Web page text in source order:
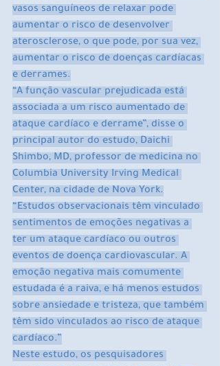
vasos sanguíneos de relaxar pode
aumentar o risco de desenvolver
aterosclerose, o que pode, por sua vez,
aumentar o risco de doenças cardíacas
e derrames.
“A função vascular prejudicada está
associada a um risco aumentado de
ataque cardíaco e derrame”, disse o
principal autor do estudo, Daichi
Shimbo, MD, professor de medicina no
Columbia University Irving Medical
Center, na cidade de Nova York.
“Estudos observacionais têm vinculado
sentimentos de emoções negativas a
ter um ataque cardíaco ou outros
eventos de doença cardiovascular. A
emoção negativa mais comumente
estudada é a raiva, e há menos estudos
sobre ansiedade e tristeza, que também
têm sido vinculados ao risco de ataque
cardíaco.”
Neste estudo, os pesquisadores